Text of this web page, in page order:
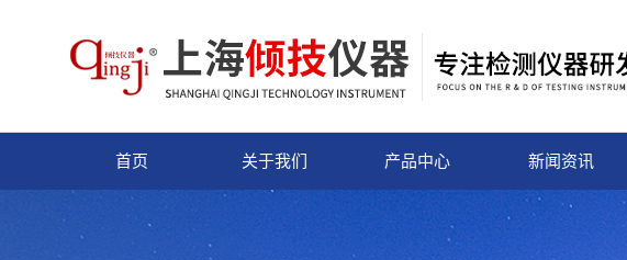
首页 关于我们 产品中心 新闻资讯